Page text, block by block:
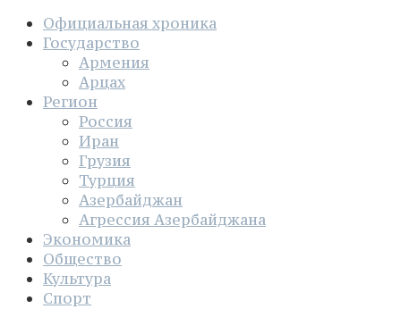
Официальная хроника
Государство
Армения
Арцах
Регион
Россия
Иран
Грузия
Турция
Азербайджан
Агрессия Азербайджана
Экономика
Общество
Культура
Спорт